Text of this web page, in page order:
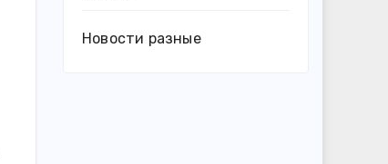
Новости разные